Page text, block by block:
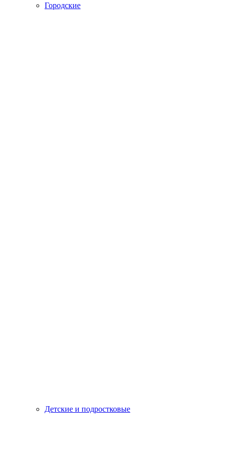
Городские
Детские и подростковые